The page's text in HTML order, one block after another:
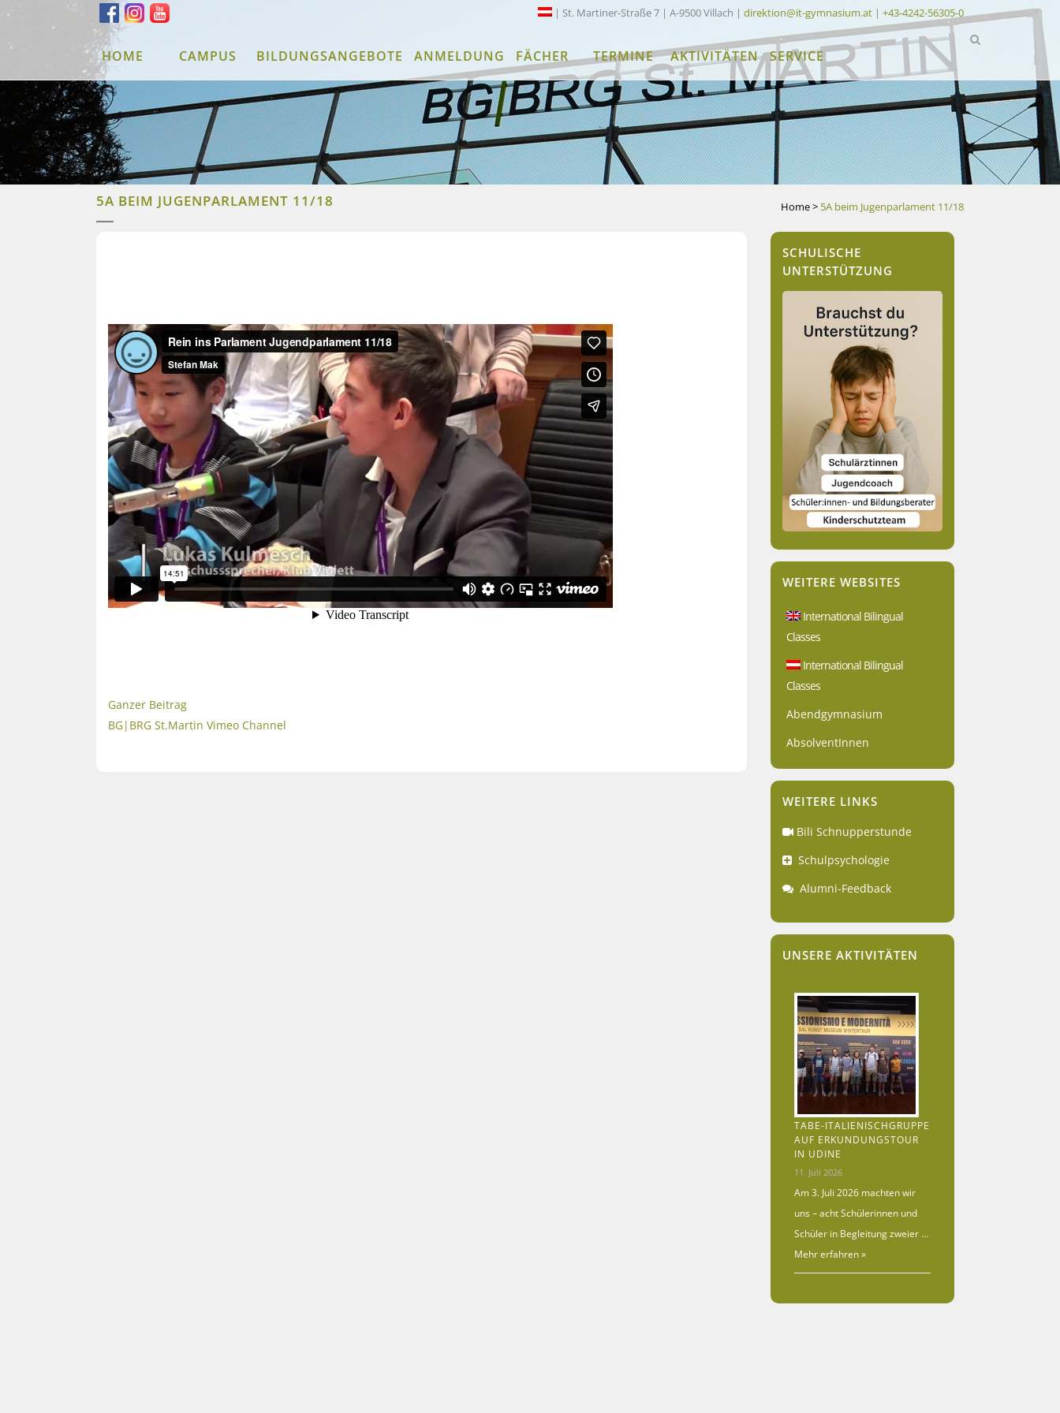
| St. Martiner-Straße 7 | A-9500 Villach | direktion@it-gymnasium.at | +43-4242-56305-0
HOME CAMPUS BILDUNGSANGEBOTE ANMELDUNG FÄCHER TERMINE AKTIVITÄTEN SERVICE
5A BEIM JUGENPARLAMENT 11/18 Home> 5A beim Jugenparlament 11/18
Ganzer Beitrag
BG|BRG St.Martin Vimeo Channel
SCHULISCHE
UNTERSTÜTZUNG
WEITERE WEBSITES
International Bilingual
Classes
International Bilingual
Classes
Abendgymnasium
AbsolventInnen
WEITERE LINKS
Bili Schnupperstunde
Schulpsychologie
Alumni-Feedback
UNSERE AKTIVITÄTEN
TABE-ITALIENISCHGRUPPE
AUF ERKUNDUNGSTOUR
IN UDINE
11. Juli 2026
Am 3. Juli 2026 machten wir
uns – acht Schülerinnen und
Schüler in Begleitung zweier …
Mehr erfahren »